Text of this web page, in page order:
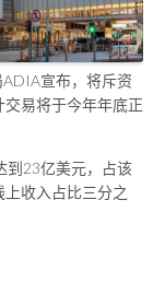
宣布，将斥资
易将于今年年底正
到23亿美元，占该
收入占比三分之